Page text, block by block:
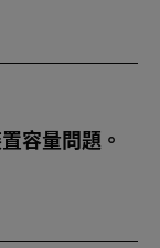
容量問題。